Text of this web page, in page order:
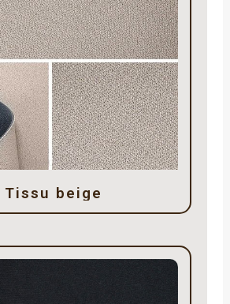
Tissu beige